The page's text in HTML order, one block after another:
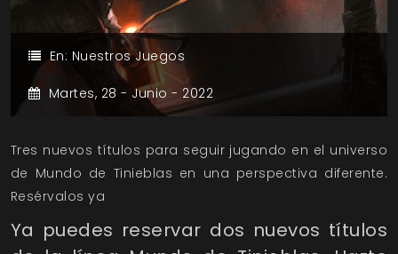
En: Nuestros Juegos
Martes, 28 - Junio - 2022
Tres nuevos títulos para seguir jugando en el universo
de Mundo de Tinieblas en una perspectiva diferente.
Resérvalos ya
Ya puedes reservar dos nuevos títulos